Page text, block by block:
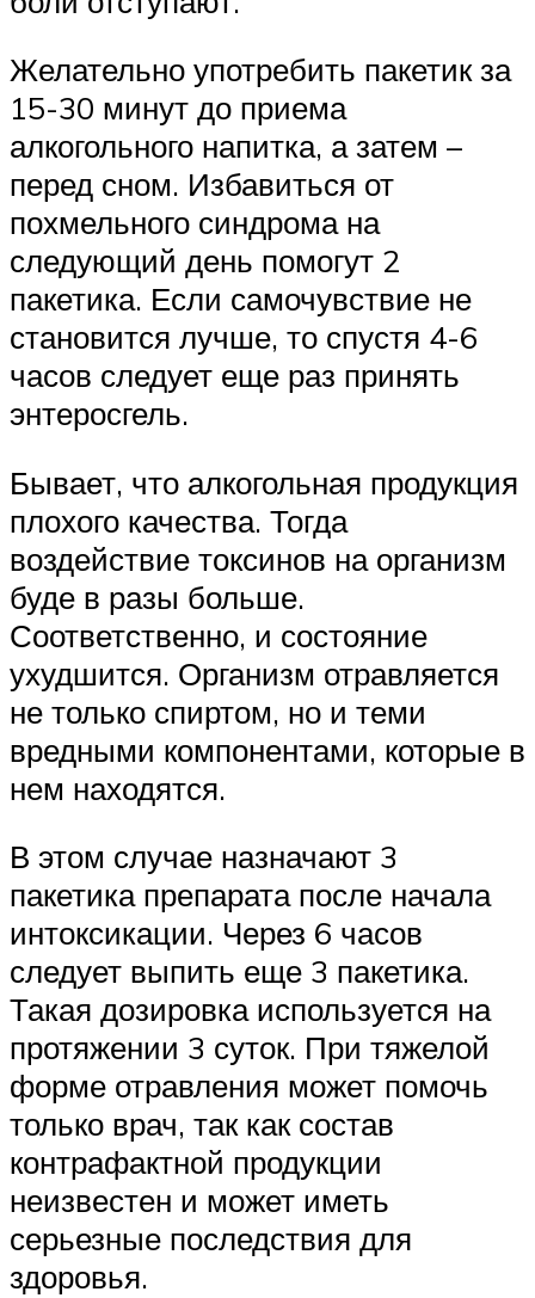
Желательно употребить пакетик за
15-30 минут до приема
алкогольного напитка, а затем –
перед сном. Избавиться от
похмельного синдрома на
следующий день помогут 2
пакетика. Если самочувствие не
становится лучше, то спустя 4-6
часов следует еще раз принять
энтеросгель.
Бывает, что алкогольная продукция
плохого качества. Тогда
воздействие токсинов на организм
буде в разы больше.
Соответственно, и состояние
ухудшится. Организм отравляется
не только спиртом, но и теми
вредными компонентами, которые в
нем находятся.
В этом случае назначают 3
пакетика препарата после начала
интоксикации. Через 6 часов
следует выпить еще 3 пакетика.
Такая дозировка используется на
протяжении 3 суток. При тяжелой
форме отравления может помочь
только врач, так как состав
контрафактной продукции
неизвестен и может иметь
серьезные последствия для
здоровья.